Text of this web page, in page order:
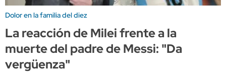
Dolor en la familia del diez
La reacción de Milei frente a la
muerte del padre de Messi: "Da
vergüenza"